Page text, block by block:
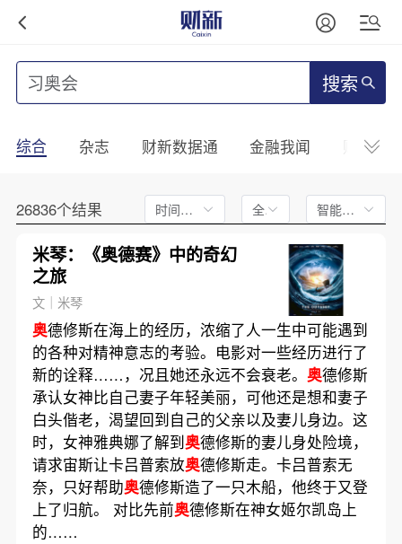
搜索
综合 杂志 财新数据通 金融我闻 财新
26836个结果 时间不限 全文 智能排序
米琴：《奥德赛》中的奇幻
之旅
文｜米琴
奥德修斯在海上的经历，浓缩了人一生中可能遇到
的各种对精神意志的考验。电影对一些经历进行了
新的诠释……，况且她还永远不会衰老。 奥德修斯
承认女神比自己妻子年轻美丽，可他还是想和妻子
白头偕老，渴望回到自己的父亲以及妻儿身边。这
时，女神雅典娜了解到奥德修斯的妻儿身处险境，
请求宙斯让卡吕普索放奥德修斯走。卡吕普索无
奈，只好帮助奥德修斯造了一只木船，他终于又登
上了归航。 对比先前奥德修斯在神女姬尔凯岛上
的……